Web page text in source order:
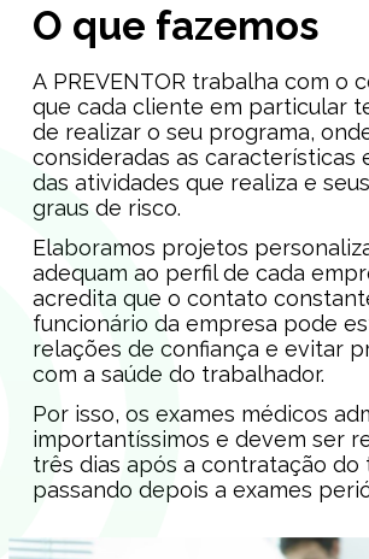
O que fazemos
A PREVENTOR trabalha com o
que cada cliente em particular
de realizar o seu programa,
consideradas as características
das atividades que realiza e
graus de risco.
Elaboramos projetos
adequam ao perfil de cada
acredita que o contato
funcionário da empresa pode
relações de confiança e evitar
com a saúde do trabalhador.
Por isso, os exames médicos
importantíssimos e devem ser
três dias após a contratação do
passando depois a exames